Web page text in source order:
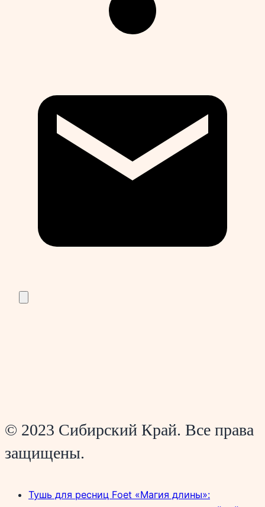
© 2023 Сибирский Край. Все права
защищены.
Тушь для ресниц Foet «Магия длины»: